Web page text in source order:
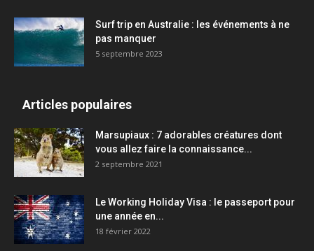
Surf trip en Australie : les événements à ne
pas manquer
5 septembre 2023
Articles populaires
Marsupiaux : 7 adorables créatures dont
vous allez faire la connaissance...
2 septembre 2021
Le Working Holiday Visa : le passeport pour
une année en...
18 février 2022